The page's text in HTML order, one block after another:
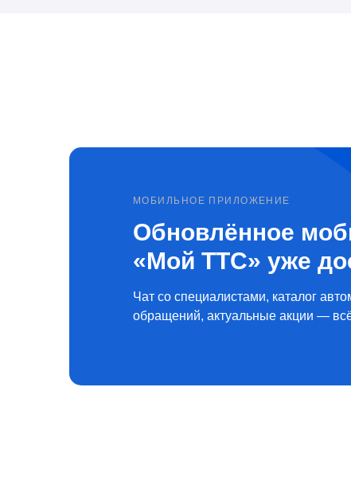
МОБИЛЬНОЕ ПРИЛОЖЕНИЕ
Обновлённое
«Мой ТТС» уже
Чат со специалистами, каталог
обращений, актуальные акции —